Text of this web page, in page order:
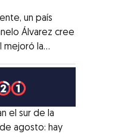
un país
Álvarez cree
mejoró la
el sur de la
agosto: hay